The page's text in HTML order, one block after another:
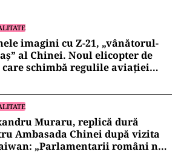
imagini cu Z-21, „vânătorul-
al Chinei. Noul elicopter de
care schimbă regulile aviației
Muraru, replică dură
Ambasada Chinei după vizita
„Parlamentarii români nu